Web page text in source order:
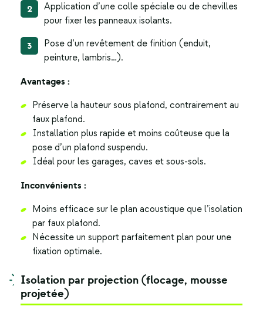
Application d’une colle spéciale ou de chevilles
pour fixer les panneaux isolants.
Pose d’un revêtement de finition (enduit,
peinture, lambris…).
Avantages :
Préserve la hauteur sous plafond, contrairement au
faux plafond.
Installation plus rapide et moins coûteuse que la
pose d’un plafond suspendu.
Idéal pour les garages, caves et sous-sols.
Inconvénients :
Moins efficace sur le plan acoustique que l’isolation
par faux plafond.
Nécessite un support parfaitement plan pour une
fixation optimale.
Isolation par projection (flocage, mousse
projetée)